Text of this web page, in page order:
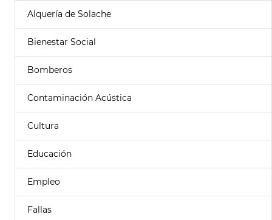
Alquería de Solache
Bienestar Social
Bomberos
Contaminación Acústica
Cultura
Educación
Empleo
Fallas